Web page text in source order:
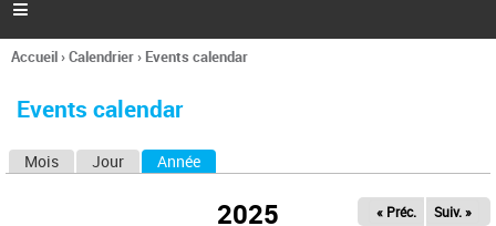
l
h
e

Vous
ici
Accueil›Calendrier› Events calendar
Events calendar
Mois Jour Année
2025 « Préc. Suiv. »